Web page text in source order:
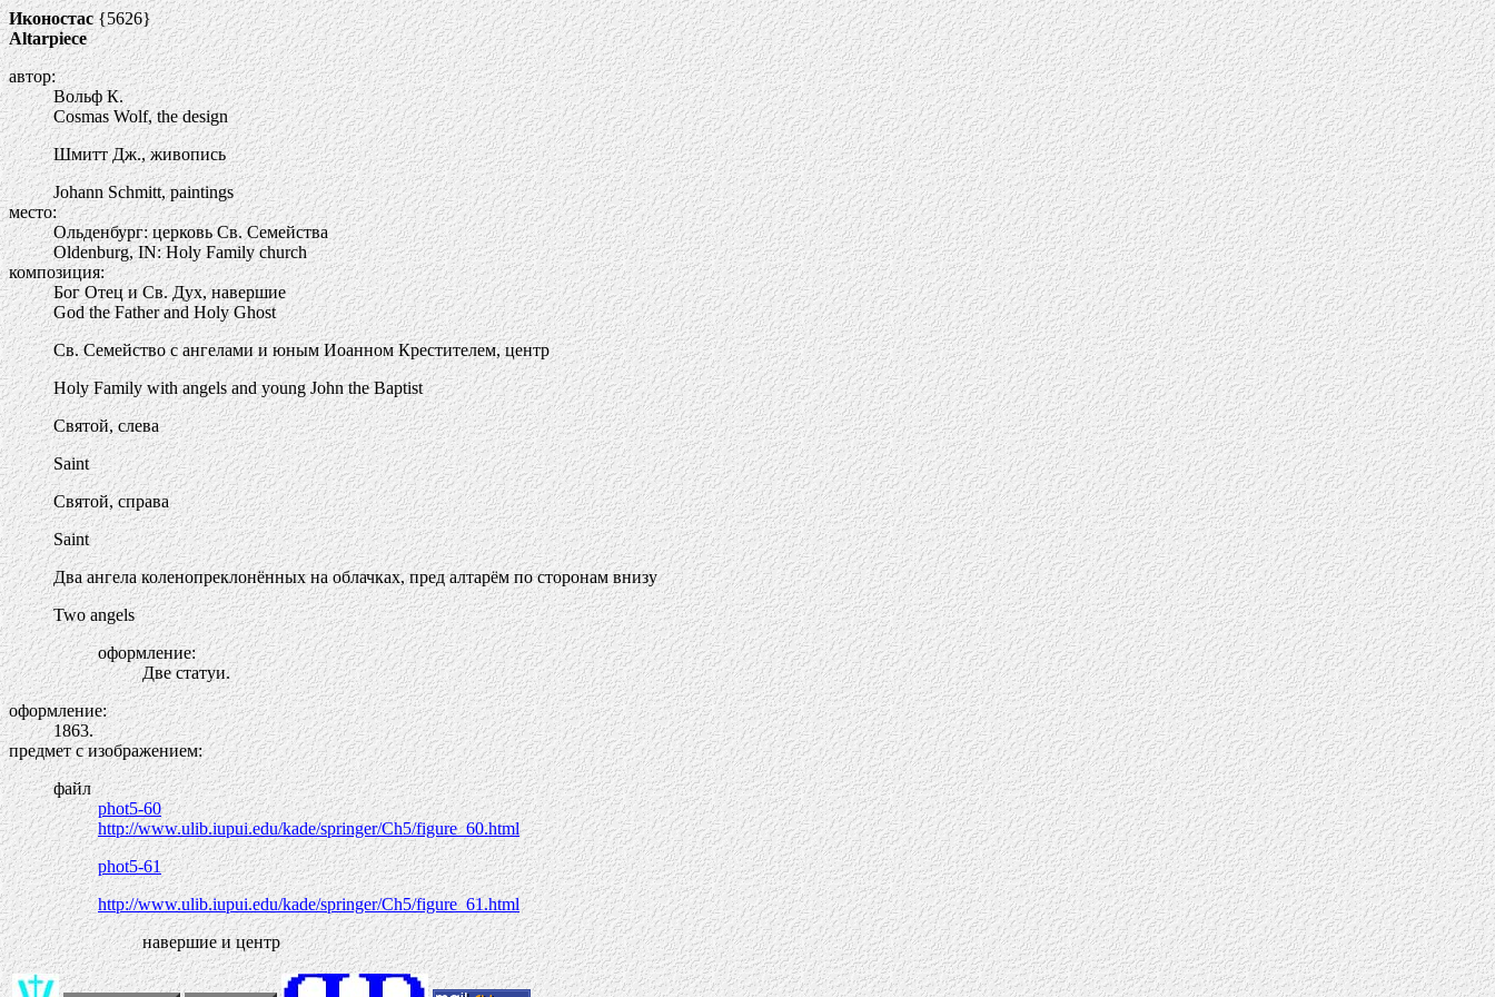
Иконостас{5626}
Altarpiece
автор:
Вольф К.
Cosmas Wolf, the design
Шмитт Дж., живопись
Johann Schmitt, paintings
место:
Ольденбург: церковь Св. Семейства
Oldenburg, IN: Holy Family church
композиция:
Бог Отец и Св. Дух, навершие
God the Father and Holy Ghost
Св. Семейство с ангелами и юным Иоанном Крестителем, центр
Holy Family with angels and young John the Baptist
Святой, слева
Saint
Святой, справа
Saint
Два ангела коленопреклонённых на облачках, пред алтарём по сторонам внизу
Two angels
оформление:
Две статуи.
оформление:
1863.
предмет с изображением:
файл
phot5-60
http://www.ulib.iupui.edu/kade/springer/Ch5/figure_60.html
phot5-61
http://www.ulib.iupui.edu/kade/springer/Ch5/figure_61.html
навершие и центр